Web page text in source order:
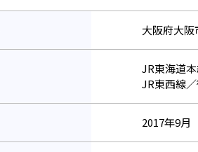
大阪府大
JR東海道
JR東西線
2017年9月